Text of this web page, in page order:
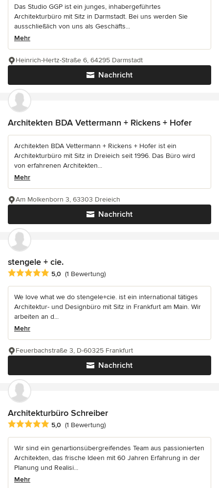
Das Studio GGP ist ein junges, inhabergeführtes
Architekturbüro mit Sitz in Darmstadt. Bei uns werden Sie
ausschließlich von uns als Geschäfts...
Mehr
Nachricht
Heinrich-Hertz-Straße 6, 64295 Darmstadt
Architekten BDA Vettermann + Rickens + Hofer
Architekten BDA Vettermann + Rickens + Hofer ist ein
Architekturbüro mit Sitz in Dreieich seit 1996. Das Büro wird
von erfahrenen Architekten...
Mehr
Nachricht
Am Molkenborn 3, 63303 Dreieich
stengele + cie.
Durchschnittliche Bewertung: 5 von 5 Sternen
5,0 (1 Bewertung)
We love what we do stengele+cie. ist ein international tätiges
Architektur- und Designbüro mit Sitz in Frankfurt am Main. Wir
arbeiten an d...
Mehr
Nachricht
Feuerbachstraße 3, D-60325 Frankfurt
Architekturbüro Schreiber
Durchschnittliche Bewertung: 5 von 5 Sternen
5,0 (1 Bewertung)
Wir sind ein genartionsübergreifendes Team aus passionierten
Architekten, das frische Ideen mit 60 Jahren Erfahrung in der
Planung und Realisi...
Mehr